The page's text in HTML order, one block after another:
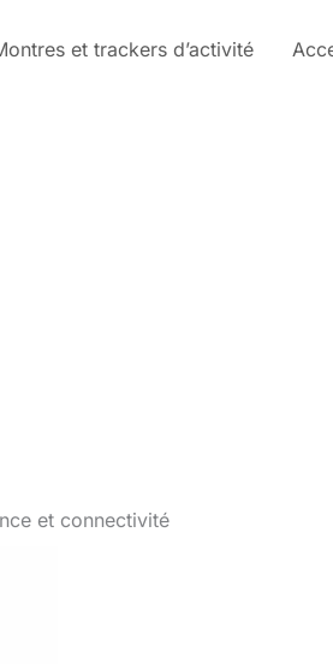
et trackers d’activité
et connectivité